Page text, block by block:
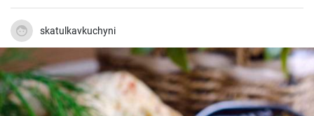
skatulkavkuchyni